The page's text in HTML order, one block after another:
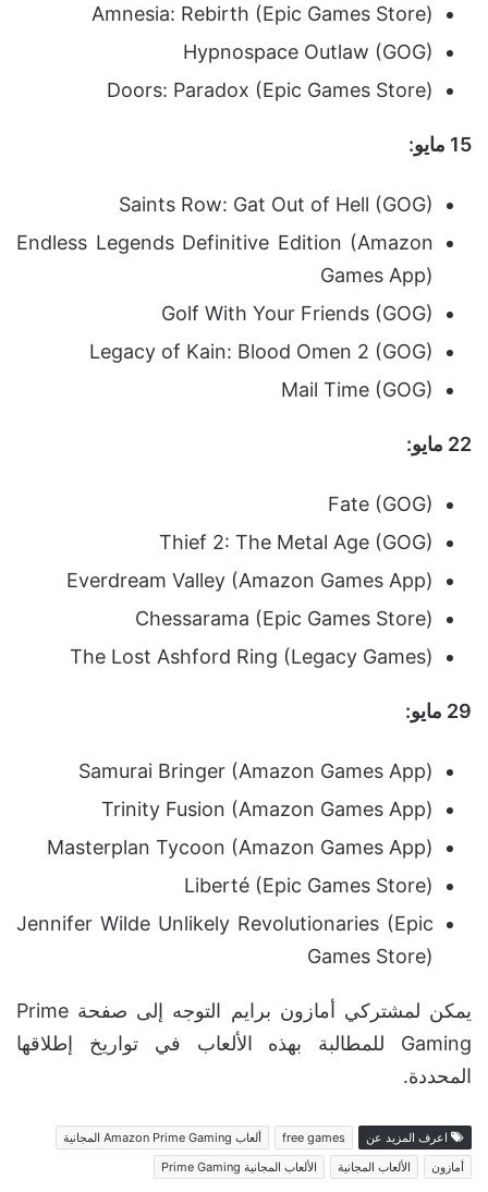
Amnesia: Rebirth (Epic Games Store)
Hypnospace Outlaw (GOG)
Doors: Paradox (Epic Games Store)
15 مايو:
Saints Row: Gat Out of Hell (GOG)
Endless Legends Definitive Edition (Amazon
Games App)
Golf With Your Friends (GOG)
Legacy of Kain: Blood Omen 2 (GOG)
Mail Time (GOG)
22 مايو:
Fate (GOG)
Thief 2: The Metal Age (GOG)
Everdream Valley (Amazon Games App)
Chessarama (Epic Games Store)
The Lost Ashford Ring (Legacy Games)
29 مايو:
Samurai Bringer (Amazon Games App)
Trinity Fusion (Amazon Games App)
Masterplan Tycoon (Amazon Games App)
Liberté (Epic Games Store)
Jennifer Wilde Unlikely Revolutionaries (Epic
Games Store)
يمكن لمشتركي أمازون برايم التوجه إلى صفحة Prime
Gaming للمطالبة بهذه الألعاب في تواريخ إطلاقها
المحددة.
اعرف المزيد عن free games
ألعاب Amazon Prime Gaming المجانية
أمازون
الألعاب المجانية الألعاب المجانية Prime Gaming